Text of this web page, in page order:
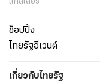
ช็อปปิ้ง
ไทยรัฐอีเวนต์
เกี่ยวกับไทยรัฐ